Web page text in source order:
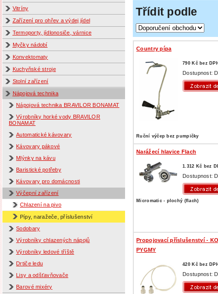
Vitríny
Zařízení pro ohřev a výdej jídel
Termoporty, jídlonosiče, várnice
Myčky nádobí
Konvektomaty
Kuchyňské stroje
Stolní zařízení
Nápojová technika
Nápojová technika BRAVILOR BONAMAT
Výrobníky horké vody BRAVILOR
BONAMAT
Automatické kávovary
Kávovary pákové
Mlýnky na kávu
Baristické potřeby
Kávovary pro domácnosti
Výčepní zařízení
Chlazení na pivo
Pípy, naražeče, příslušenství
Sodobary
Výrobníky chlazených nápojů
Výrobníky ledové tříště
Drtiče ledu
Lisy a odšťavňovače
Barové mixéry
Třídit podle
Country pípa
790 Kč bez
Dostupnost:
Ruční výčep bez pumpičky
Narážecí hlavice Flach
1.312 Kč bez
Dostupnost:
Micromatic - plochý (flach)
Propojovací příslušenství -
PYGMY
420 Kč bez
Dostupnost: